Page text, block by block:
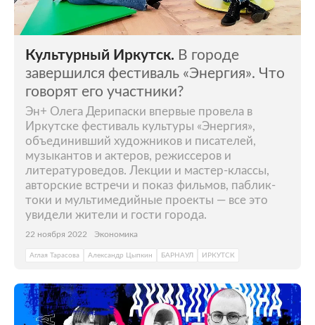
Культурный Иркутск. В городе
завершился фестиваль «Энергия». Что
говорят его участники?
Эн+ Олега Дерипаски впервые провела в
Иркутске фестиваль культуры «Энергия»,
объединивший художников и писателей,
музыкантов и актеров, режиссеров и
литературоведов. Лекции и мастер-классы,
авторские встречи и показ фильмов, паблик-
токи и мультимедийные проекты — все это
увидели жители и гости города.
22 ноября 2022 Экономика
Аглая Тарасова Александр Цыпкин БАРНАУЛ ИРКУТСК